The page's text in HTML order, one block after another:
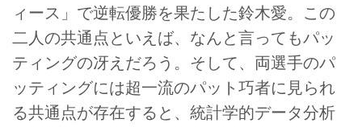
ィース」で逆転優勝を果たした鈴木愛。この
二人の共通点といえば、なんと言ってもパッ
ティングの冴えだろう。そして、両選手のパ
ッティングには超一流のパット巧者に見られ
る共通点が存在すると、統計学的データ分析